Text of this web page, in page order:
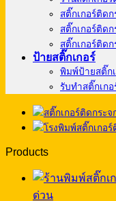
สติ๊กเกอร์ติด
สติ๊กเกอร์ติด
สติ๊กเกอร์ติด
ป้ายสติ๊กเกอร์
พิมพ์ป้ายสติ๊ก
รับทำสติ๊กเก
Products
ด่วน